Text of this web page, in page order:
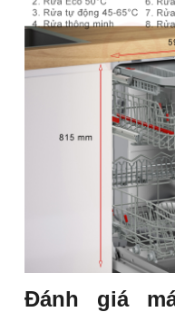
Đánh giá